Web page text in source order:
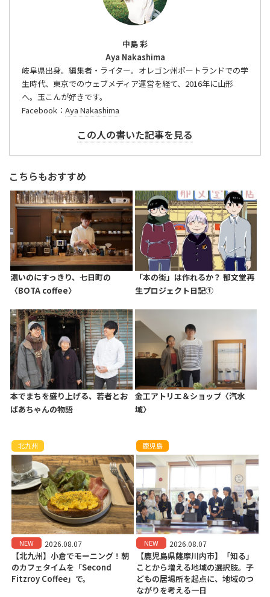
中島 彩
Aya Nakashima
岐阜県出身。編集者・ライター。オレゴン州ポートランドでの学
生時代、東京でのウェブメディア運営を経て、2016年に山形
へ。玉こんが好きです。
Facebook： Aya Nakashima
この人の書いた記事を見る
こちらもおすすめ
濃いのにすっきり、七日町の
〈BOTA coffee〉
「本の街」は作れるか？ 郁文堂再
生プロジェクト日記①
本でまちを盛り上げる、若者とお
ばあちゃんの物語
金工アトリエ＆ショップ〈汽水
域〉
北九州
NEW 2026.08.07
【北九州】小倉でモーニング！朝
のカフェタイムを「Second
Fitzroy Coffee」で。
鹿児島
NEW 2026.08.07
【鹿児島県薩摩川内市】「知る」
ことから増える地域の選択肢。子
どもの居場所を起点に、地域のつ
ながりを考える一日